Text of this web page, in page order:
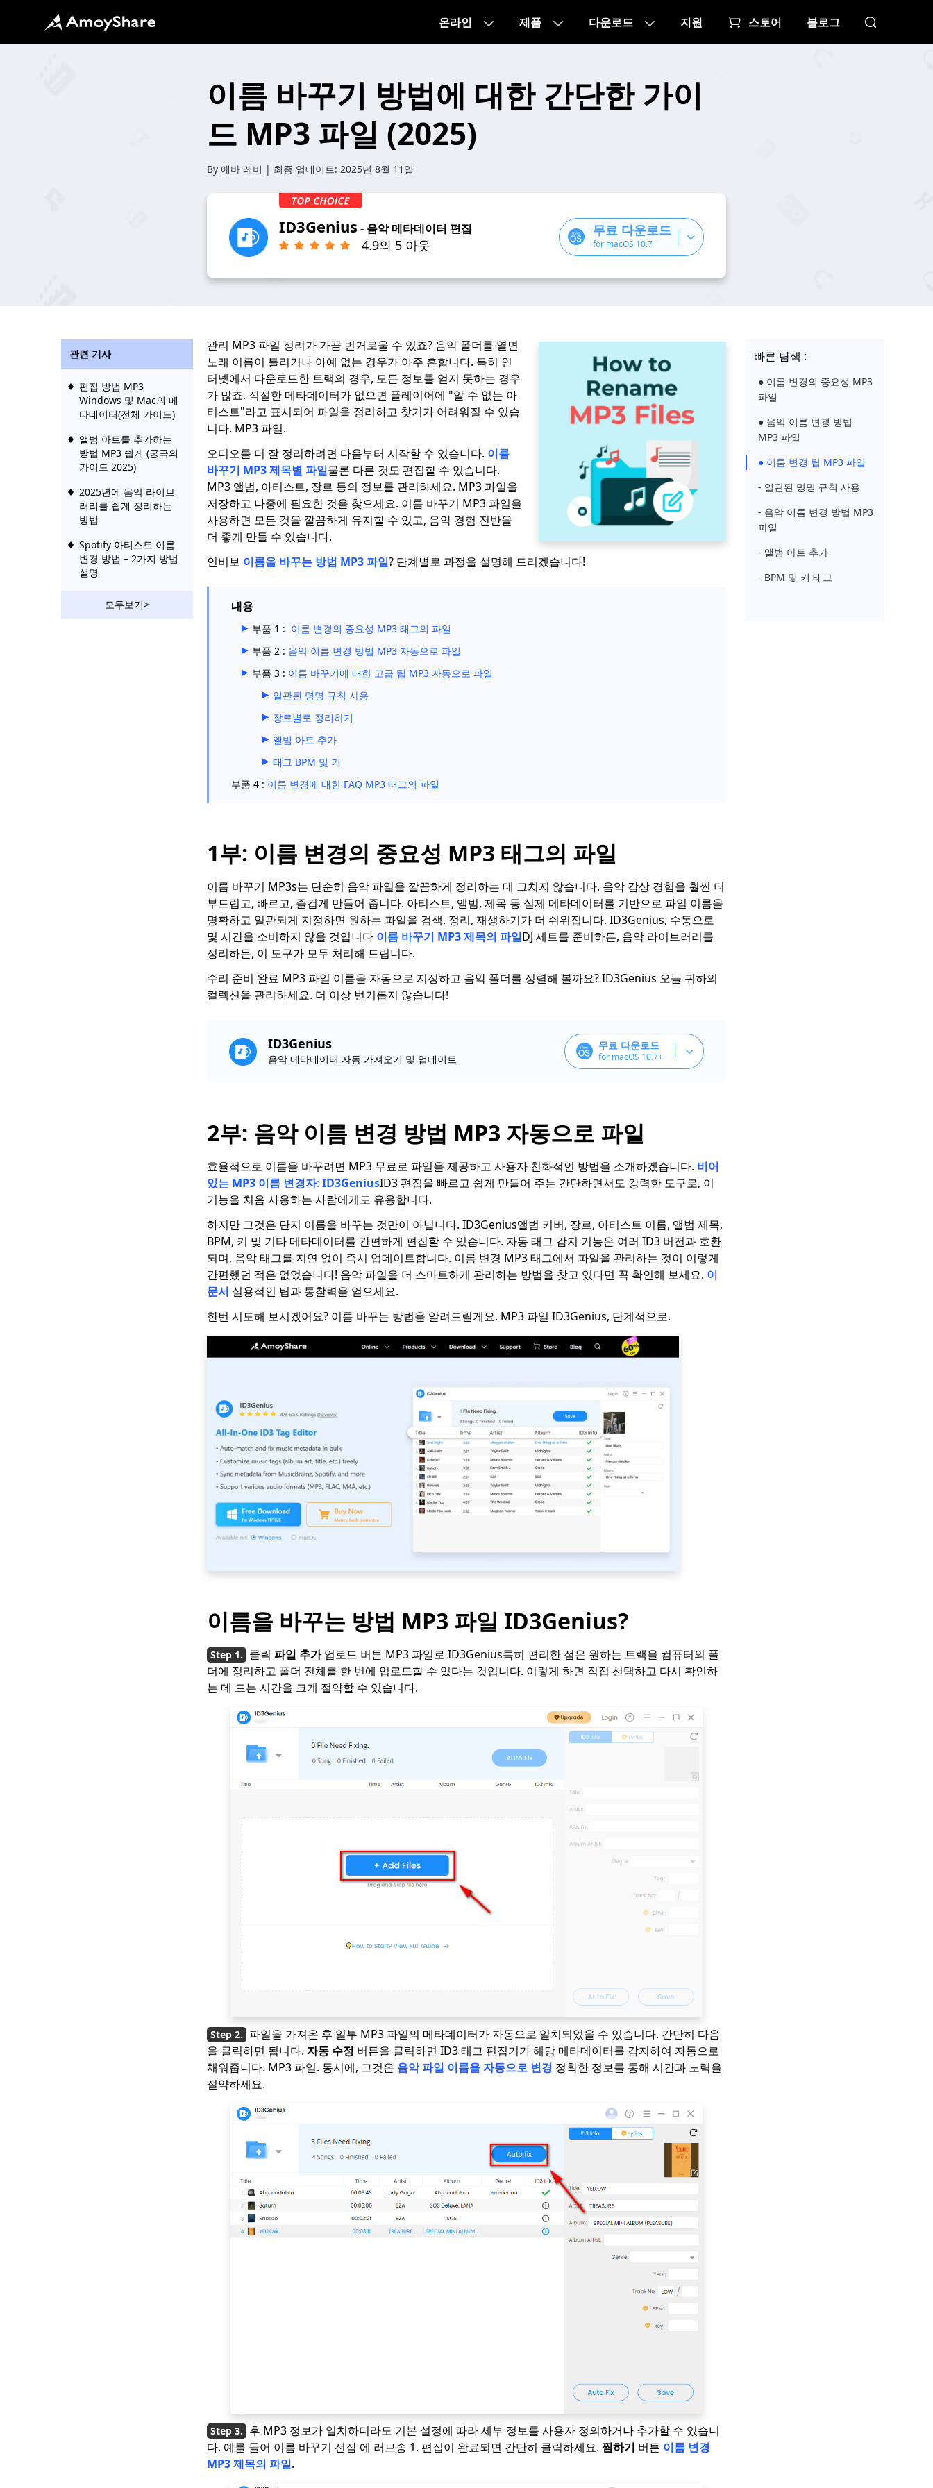
온라인 제품 다운로드 지원 스토어 블로그
이름 바꾸기 방법에 대한 간단한 가이
드 MP3 파일 (2025)
By 에바 레비 | 최종 업데이트: 2025년 8월 11일
ID3Genius - 음악 메타데이터 편집
4.9의 5 아웃
무료 다운로드
for macOS 10.7+
관리 MP3 파일 정리가 가끔 번거로울 수 있죠? 음악 폴더를 열면
노래 이름이 틀리거나 아예 없는 경우가 아주 흔합니다. 특히 인
터넷에서 다운로드한 트랙의 경우, 모든 정보를 얻지 못하는 경우
가 많죠. 적절한 메타데이터가 없으면 플레이어에 "알 수 없는 아
티스트"라고 표시되어 파일을 정리하고 찾기가 어려워질 수 있습
니다. MP3 파일.
오디오를 더 잘 정리하려면 다음부터 시작할 수 있습니다. 이름
바꾸기 MP3 제목별 파일물론 다른 것도 편집할 수 있습니다.
MP3 앨범, 아티스트, 장르 등의 정보를 관리하세요. MP3 파일을
저장하고 나중에 필요한 것을 찾으세요. 이름 바꾸기 MP3 파일을
사용하면 모든 것을 깔끔하게 유지할 수 있고, 음악 경험 전반을
더 좋게 만들 수 있습니다.
인비보 이름을 바꾸는 방법 MP3 파일? 단계별로 과정을 설명해 드리겠습니다!
내용
부품 1 : 이름 변경의 중요성 MP3 태그의 파일
부품 2 : 음악 이름 변경 방법 MP3 자동으로 파일
부품 3 : 이름 바꾸기에 대한 고급 팁 MP3 자동으로 파일
일관된 명명 규칙 사용
장르별로 정리하기
앨범 아트 추가
태그 BPM 및 키
부품 4 : 이름 변경에 대한 FAQ MP3 태그의 파일
1부: 이름 변경의 중요성 MP3 태그의 파일
이름 바꾸기 MP3s는 단순히 음악 파일을 깔끔하게 정리하는 데 그치지 않습니다. 음악 감상 경험을 훨씬 더
부드럽고, 빠르고, 즐겁게 만들어 줍니다. 아티스트, 앨범, 제목 등 실제 메타데이터를 기반으로 파일 이름을
명확하고 일관되게 지정하면 원하는 파일을 검색, 정리, 재생하기가 더 쉬워집니다. ID3Genius, 수동으로
몇 시간을 소비하지 않을 것입니다 이름 바꾸기 MP3 제목의 파일DJ 세트를 준비하든, 음악 라이브러리를
정리하든, 이 도구가 모두 처리해 드립니다.
수리 준비 완료 MP3 파일 이름을 자동으로 지정하고 음악 폴더를 정렬해 볼까요? ID3Genius 오늘 귀하의
컬렉션을 관리하세요. 더 이상 번거롭지 않습니다!
ID3Genius
음악 메타데이터 자동 가져오기 및 업데이트
무료 다운로드
for macOS 10.7+
2부: 음악 이름 변경 방법 MP3 자동으로 파일
효율적으로 이름을 바꾸려면 MP3 무료로 파일을 제공하고 사용자 친화적인 방법을 소개하겠습니다. 비어
있는 MP3 이름 변경자: ID3GeniusID3 편집을 빠르고 쉽게 만들어 주는 간단하면서도 강력한 도구로, 이
기능을 처음 사용하는 사람에게도 유용합니다.
하지만 그것은 단지 이름을 바꾸는 것만이 아닙니다. ID3Genius앨범 커버, 장르, 아티스트 이름, 앨범 제목,
BPM, 키 및 기타 메타데이터를 간편하게 편집할 수 있습니다. 자동 태그 감지 기능은 여러 ID3 버전과 호환
되며, 음악 태그를 지연 없이 즉시 업데이트합니다. 이름 변경 MP3 태그에서 파일을 관리하는 것이 이렇게
간편했던 적은 없었습니다! 음악 파일을 더 스마트하게 관리하는 방법을 찾고 있다면 꼭 확인해 보세요. 이
문서 실용적인 팁과 통찰력을 얻으세요.
한번 시도해 보시겠어요? 이름 바꾸는 방법을 알려드릴게요. MP3 파일 ID3Genius, 단계적으로.
이름을 바꾸는 방법 MP3 파일 ID3Genius?
클릭 파일 추가업로드 버튼 MP3 파일로 ID3Genius특히 편리한 점은 원하는 트랙을 컴퓨터의 폴
더에 정리하고 폴더 전체를 한 번에 업로드할 수 있다는 것입니다. 이렇게 하면 직접 선택하고 다시 확인하
는 데 드는 시간을 크게 절약할 수 있습니다.
파일을 가져온 후 일부 MP3 파일의 메타데이터가 자동으로 일치되었을 수 있습니다. 간단히 다음
을 클릭하면 됩니다. 자동 수정 버튼을 클릭하면 ID3 태그 편집기가 해당 메타데이터를 감지하여 자동으로
채워줍니다. MP3 파일. 동시에, 그것은 음악 파일 이름을 자동으로 변경 정확한 정보를 통해 시간과 노력을
절약하세요.
후 MP3 정보가 일치하더라도 기본 설정에 따라 세부 정보를 사용자 정의하거나 추가할 수 있습니
다. 예를 들어 이름 바꾸기 선잠 에 러브송 1. 편집이 완료되면 간단히 클릭하세요. 찜하기 버튼 이름 변경
MP3 제목의 파일.
빠른 탐색 :
● 이름 변경의 중요성 MP3
파일
● 음악 이름 변경 방법
MP3 파일
● 이름 변경 팁 MP3 파일
- 일관된 명명 규칙 사용
- 음악 이름 변경 방법 MP3
파일
- 앨범 아트 추가
- BPM 및 키 태그
관련 기사
편집 방법 MP3
Windows 및 Mac의 메
타데이터(전체 가이드)
앨범 아트를 추가하는
방법 MP3 쉽게 (궁극의
가이드 2025)
2025년에 음악 라이브
러리를 쉽게 정리하는
방법
Spotify 아티스트 이름
변경 방법 – 2가지 방법
설명
모두보기>